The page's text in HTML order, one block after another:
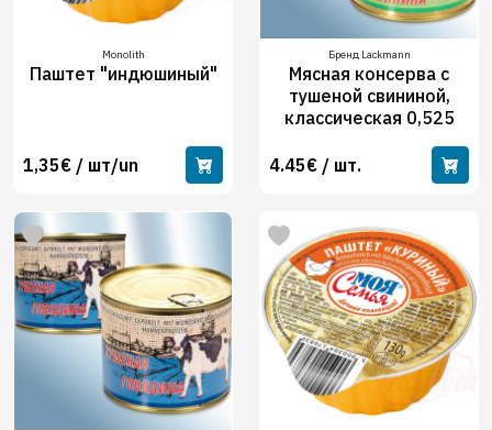
Monolith
Паштет "индюшиный"
1,35€ / шт/un
Бренд Lackmann
Мясная консерва с
тушеной свининой,
классическая 0,525
4.45€ / шт.